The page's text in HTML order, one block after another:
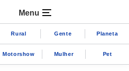
Menu
Rural Gente Planeta
Motorshow Mulher Pet